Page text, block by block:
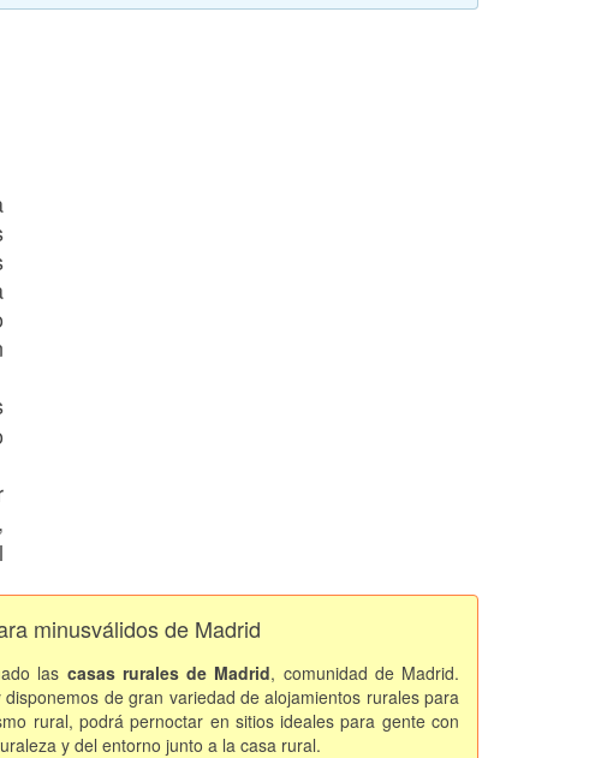
minusválidos de Madrid
las casas rurales de Madrid, comunidad de Madrid.
de gran variedad de alojamientos rurales para
rural, podrá pernoctar en sitios ideales para gente con
y del entorno junto a la casa rural.